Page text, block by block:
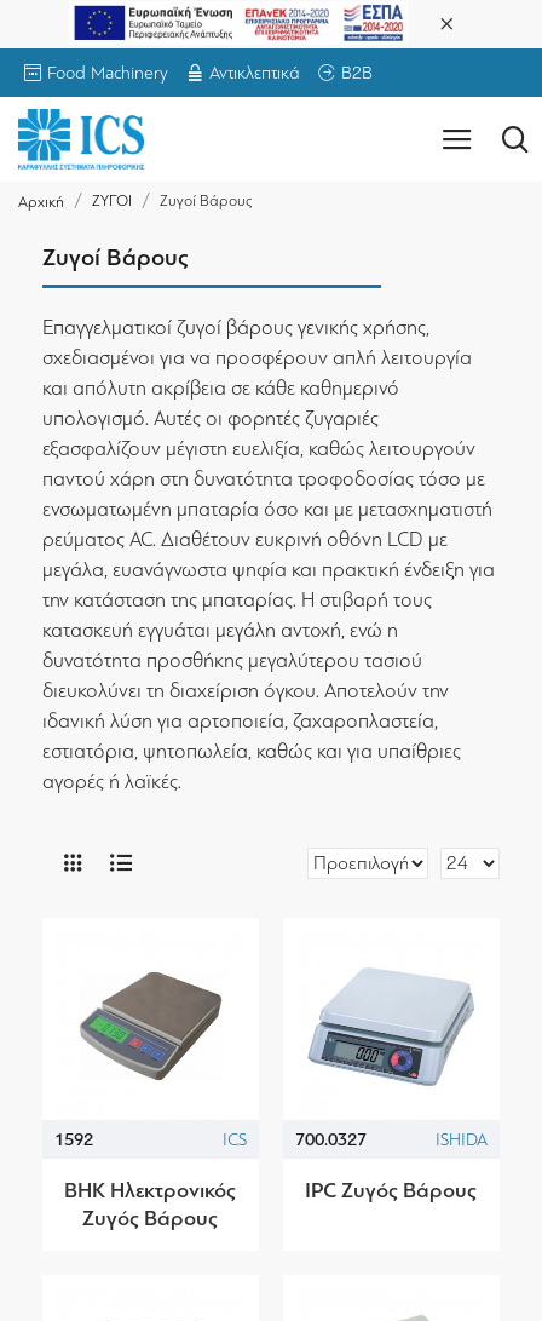
Food Machinery Αντικλεπτικά B2B
Αρχική ΖΥΓΟΙ Ζυγοί Βάρους
Ζυγοί Βάρους
Επαγγελματικοί ζυγοί βάρους γενικής χρήσης,
σχεδιασμένοι για να προσφέρουν απλή λειτουργία
και απόλυτη ακρίβεια σε κάθε καθημερινό
υπολογισμό. Αυτές οι φορητές ζυγαριές
εξασφαλίζουν μέγιστη ευελιξία, καθώς λειτουργούν
παντού χάρη στη δυνατότητα τροφοδοσίας τόσο με
ενσωματωμένη μπαταρία όσο και με μετασχηματιστή
ρεύματος AC. Διαθέτουν ευκρινή οθόνη LCD με
μεγάλα, ευανάγνωστα ψηφία και πρακτική ένδειξη για
την κατάσταση της μπαταρίας. Η στιβαρή τους
κατασκευή εγγυάται μεγάλη αντοχή, ενώ η
δυνατότητα προσθήκης μεγαλύτερου τασιού
διευκολύνει τη διαχείριση όγκου. Αποτελούν την
ιδανική λύση για αρτοποιεία, ζαχαροπλαστεία,
εστιατόρια, ψητοπωλεία, καθώς και για υπαίθριες
αγορές ή λαϊκές.
1592 ICS
BHK Ηλεκτρονικός
Ζυγός Βάρους
700.0327 ISHIDA
IPC Ζυγός Βάρους